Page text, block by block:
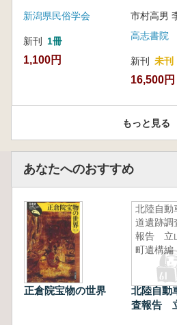
新潟県民俗学会
新刊 1冊
1,100円
高志書院
新刊 未刊
16,500円
もっと見る
あなたへのおすすめ
正倉院宝物の世界
北陸自動
道遺跡調
報告 立
町遺構編
北陸自動
査報告